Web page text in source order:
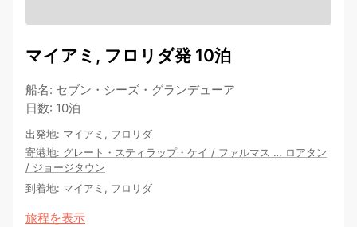
マイアミ, フロリダ発 10泊
船名: セブン・シーズ・グランデューア
日数: 10泊
出発地: マイアミ, フロリダ
寄港地: グレート・スティラップ・ケイ / ファルマス … ロアタン
/ ジョージタウン
到着地: マイアミ, フロリダ
旅程を表示